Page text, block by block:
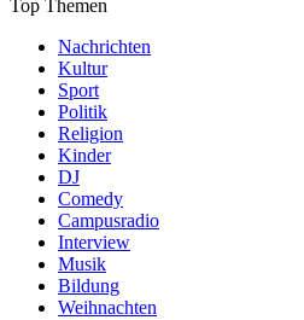
Top Themen
Nachrichten
Kultur
Sport
Politik
Religion
Kinder
DJ
Comedy
Campusradio
Interview
Musik
Bildung
Weihnachten